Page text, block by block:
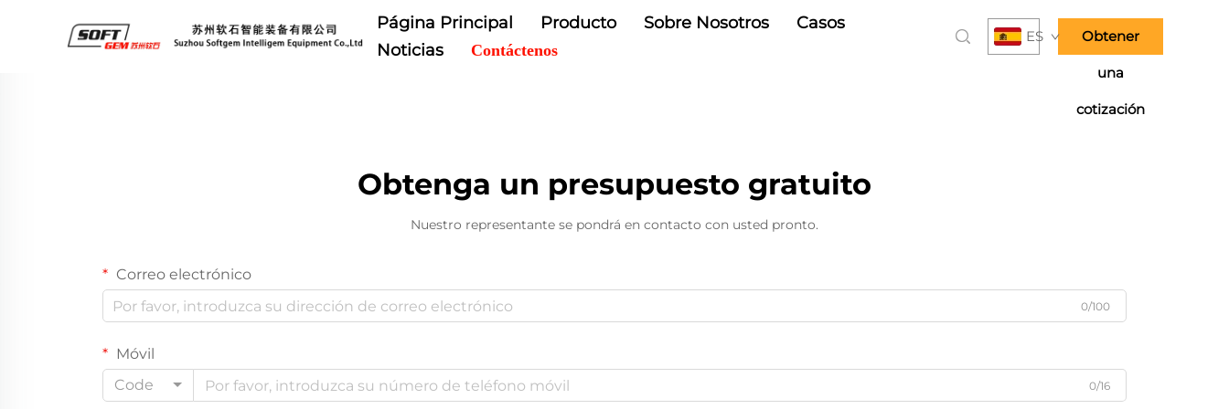
Página Principal Producto Sobre Nosotros
Casos
Noticias
Contáctenos
ES Obtener
una
cotización
Obtenga un presupuesto gratuito
Nuestro representante se pondrá en contacto con usted pronto.
Correo electrónico
0/100
Móvil
Code
0/16